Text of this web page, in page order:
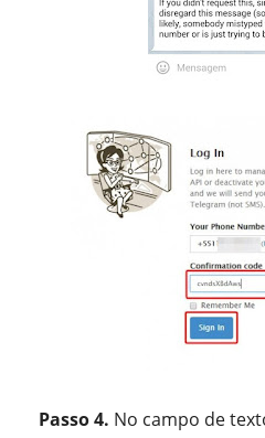
Passo 4. No campo de